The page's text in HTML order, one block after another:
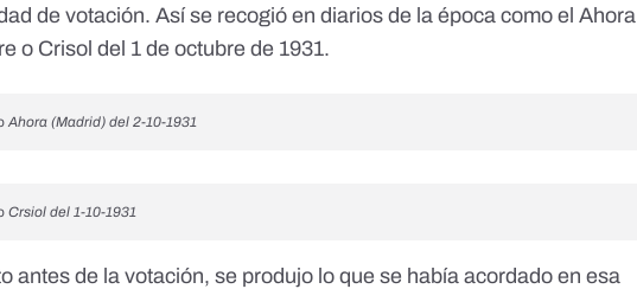
de votación. Así se recogió en diarios de la época como el Ahora
o Crisol del 1 de octubre de 1931.
Ahora (Madrid) del 2-10-1931
Crsiol del 1-10-1931
antes de la votación, se produjo lo que se había acordado en esa